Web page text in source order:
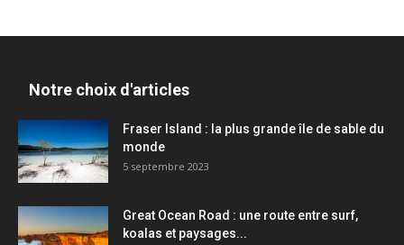
Notre choix d'articles
Fraser Island : la plus grande île de sable du
monde
5 septembre 2023
Great Ocean Road : une route entre surf,
koalas et paysages...